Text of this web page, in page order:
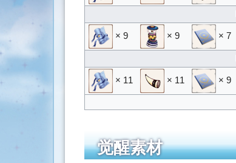
× 9 × 9 × 7
× 11 × 11 × 9
觉醒素材